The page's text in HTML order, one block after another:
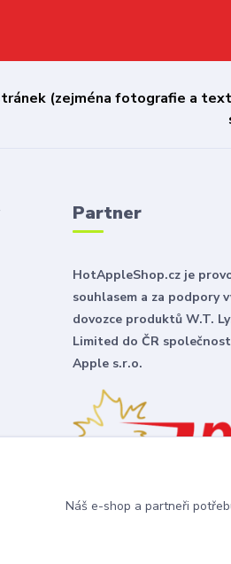
(zejména fotografie a
Partner
HotAppleShop.cz je
souhlasem a za podpory
dovozce produktů W.T.
Limited do ČR
Apple s.r.o.
Náš e-shop a partneři